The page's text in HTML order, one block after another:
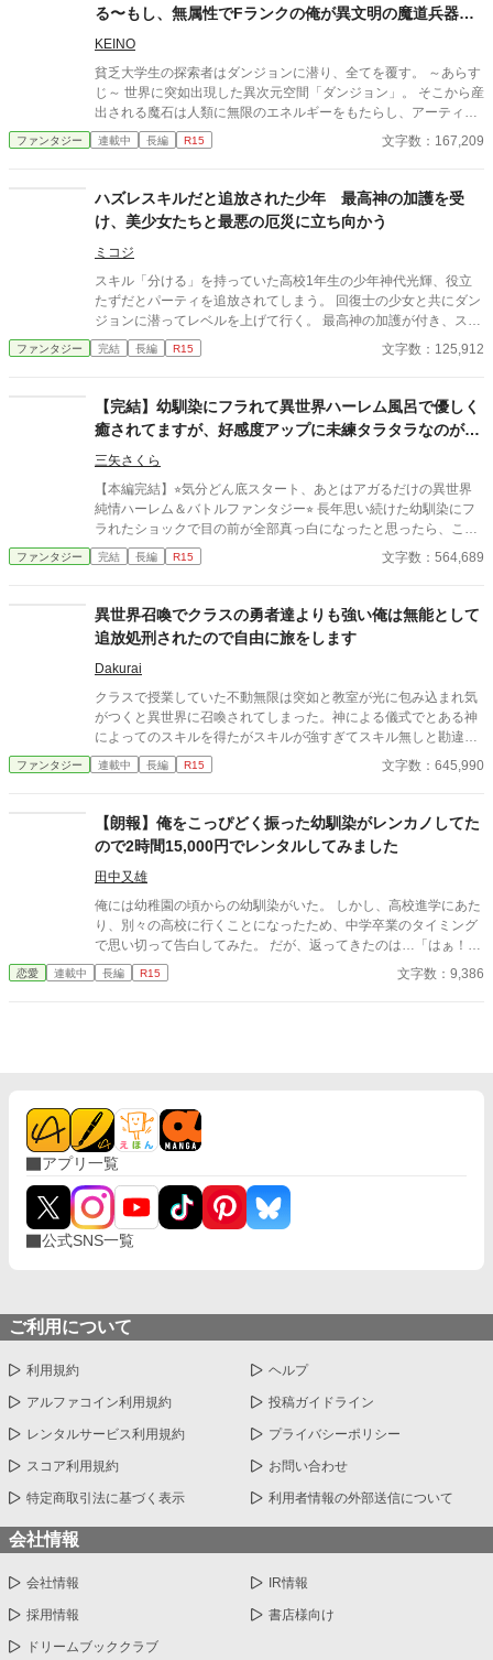
る〜もし、無属性でFランクの俺が異文明の魔道兵器を
担いでダンジョンに潜ったら〜
KEINO
貧乏大学生の探索者はダンジョンに潜り、全てを覆す。 ～あらす
じ～ 世界に突如出現した異次元空間「ダンジョン」。 そこから産
出される魔石は人類に無限のエネルギーをもたらし、アーティフ
ァクトは魔法の力を授けた。 しかし、その恩恵は平等ではなかっ
た。 富と力はダンジョン利権を牛耳る企業と、「属性適性」とい
な格差社会へと変貌していた。 そんな歪んだ現代日本で、及川翔
は「無属性」という最底辺の烙印を押された青年だった。 彼には
魔法の才能も、富も、未来への希望もない。 あるのは、両親を失
った二年前のダンジョン氾濫で、原因不明の昏睡状態に陥った最
愛の妹、美咲を救うという、ただ一つの願いだけだった。 妹を治
すため、彼は最先端の「魔力生体学」を学ぶが、学費と治療費と
いう冷酷な現実が彼の行く手を阻む。 希望と絶望の狭間で、翔に
残された道はただ一つ――危険なダンジョンに潜り、泥臭く魔石
を稼ぐこと。 英雄とも呼べるようなSランク探索者が脚光を浴び
る者」が、絶望的な現実にもがきながら、たった一つの希望を掴
むために抗い、やがて世界の真実と向き合う、戦いの物語。 彼の
らない。 テンプレのダンジョン物を書いてみたくなり、手を出し
ました。 SF味が増してくるのは結構先の予定です。 スローペー
スですが、しっかりと世界観を楽しんでもらえる作品になってる
と思います。 良かったら読んでください！
ファンタジー 連載中 長編 R15 文字数：167,209
ハズレスキルだと追放された少年 最高神の加護を受
け、美少女たちと最悪の厄災に立ち向かう
ミコジ
スキル「分ける」を持っていた高校1年生の少年神代光輝、役立
たずだとパーティを追放されてしまう。 回復士の少女と共にダン
ジョンに潜ってレベルを上げて行く。 最高神の加護が付き、スキ
ル「分ける」が「照らす」に代わり、仲間を眷属にする事で強化
できるようになる。 夢に天照大御神様が現れ、仲間を集めて日本
して行き、日本の厄災に立ち向かう少年の物語
ファンタジー 完結 長編 R15 文字数：125,912
【完結】幼馴染にフラれて異世界ハーレム風呂で優しく
癒されてますが、好感度アップに未練タラタラなのが役
立ってるとは気付かず、世界を救いました。
三矢さくら
【本編完結】⭐︎気分どん底スタート、あとはアガるだけの異世界
純情ハーレム＆バトルファンタジー⭐︎ 長年思い続けた幼馴染にフ
ラれたショックで目の前が全部真っ白になったと思ったら、これ
異世界召喚ですか!? しかも、フラれたばかりのダダ凹みなのに、
まさかのハーレム展開。まったくそんな気分じゃないのに、それ
ですか。赤面しますよ。 ただ、召喚されたお城は、落城寸前の風
前の灯火。伝説の『マレビト』として召喚された俺、百海勇吾(1
8)は、城主代行を任されて、城に襲い掛かる謎のバケモノたちに
立ち向かうことに。 といっても、発現するらしいチートは使えな
いし、お城に唯一いた呪術師の第４王女様は召喚の呪術の影響
で、眠りっ放し。 とにかく、俺を取り囲んでる女子たちと、お城
の皆さんの気持ちをまとめて闘うしかない！ フラれたばかりで、
そんな気分じゃないんだけどなぁ！
ファンタジー 完結 長編 R15 文字数：564,689
異世界召喚でクラスの勇者達よりも強い俺は無能として
追放処刑されたので自由に旅をします
Dakurai
クラスで授業していた不動無限は突如と教室が光に包み込まれ気
がつくと異世界に召喚されてしまった。神による儀式でとある神
によってのスキルを得たがスキルが強すぎてスキル無しと勘違い
され更にはクラスメイトと王女による思惑で追放処刑に会ってし
まうしかし最強スキルと聖獣のカワウソによって難を逃れと思っ
スの中野蒼花そして異世界の仲間と共にこの世界を自由に旅をし
ます。 現在、第五章リード王国編
ファンタジー 連載中 長編 R15 文字数：645,990
【朗報】俺をこっぴどく振った幼馴染がレンカノしてた
ので2時間15,000円でレンタルしてみました
田中又雄
俺には幼稚園の頃からの幼馴染がいた。 しかし、高校進学にあた
り、別々の高校に行くことになったため、中学卒業のタイミング
で思い切って告白してみた。 だが、返ってきたのは…「はぁ！？
誰があんたみたいなのと付き合うのよ！」という酷い言葉だっ
た。 それからは家は近所だったが、それからは一度も話をするこ
ってないよ。マイハニー」 「なっ…！？なんであんたが…！ばっ
かじゃないの！？」 「あんた…？何を言っているんだい？彼女が
彼氏にあんたとか言わないよね？」 「頭おかしいんじゃない
の…」 そうして、ドン引きする幼馴染と俺は初デートをするのだ
った。
恋愛 連載中 長編 R15 文字数：9,386
アプリ一覧
公式SNS一覧
ご利用について
利用規約 ヘルプ
アルファコイン利用規約 投稿ガイドライン
レンタルサービス利用規約 プライバシーポリシー
スコア利用規約 お問い合わせ
特定商取引法に基づく表示 利用者情報の外部送信について
会社情報
会社情報 IR情報
採用情報 書店様向け
ドリームブッククラブ